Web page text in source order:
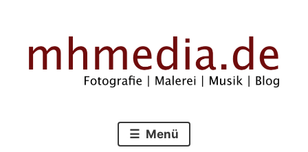
springen
mhmedia.de
Menü